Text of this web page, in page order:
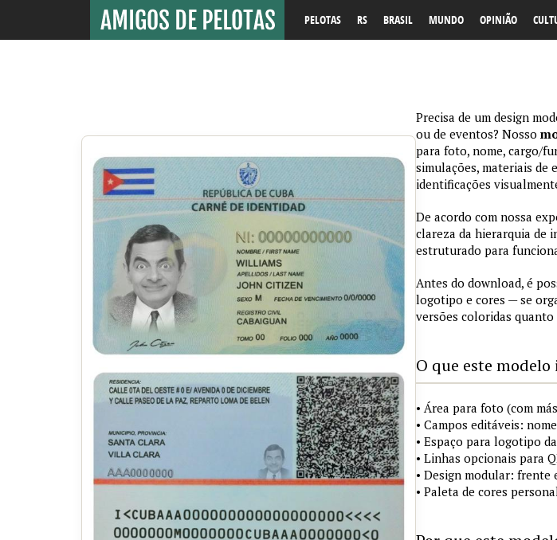
PELOTAS RS BRASIL MUNDO OPINIÃO
Precisa de um design
ou de eventos? Nosso
para foto, nome, cargo/
simulações, materiais de
identificações
De acordo com nossa
clareza da hierarquia de
estruturado para
Antes do download, é
logotipo e cores — se
versões coloridas
O que este
• Área para foto (com
• Campos editáveis:
• Espaço para logotipo
• Linhas opcionais para
• Design modular: frente
• Paleta de cores